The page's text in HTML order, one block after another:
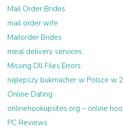
Mail Order Brides
mail order wife
Mailorder Brides
meal delivery services
Missing Dll Files Errors
najlepszy bukmacher w Polsce w
Online Dating
onlinehookupsites.org – online
PC Reviews